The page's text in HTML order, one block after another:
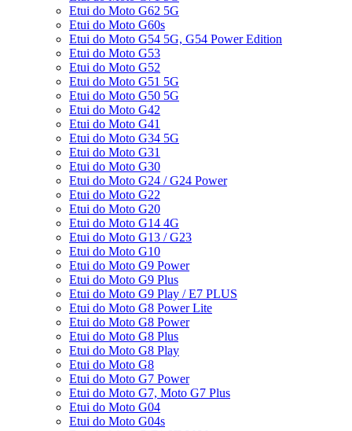
Etui do Moto G62 5G
Etui do Moto G60s
Etui do Moto G54 5G, G54 Power Edition
Etui do Moto G53
Etui do Moto G52
Etui do Moto G51 5G
Etui do Moto G50 5G
Etui do Moto G42
Etui do Moto G41
Etui do Moto G34 5G
Etui do Moto G31
Etui do Moto G30
Etui do Moto G24 / G24 Power
Etui do Moto G22
Etui do Moto G20
Etui do Moto G14 4G
Etui do Moto G13 / G23
Etui do Moto G10
Etui do Moto G9 Power
Etui do Moto G9 Plus
Etui do Moto G9 Play / E7 PLUS
Etui do Moto G8 Power Lite
Etui do Moto G8 Power
Etui do Moto G8 Plus
Etui do Moto G8 Play
Etui do Moto G8
Etui do Moto G7 Power
Etui do Moto G7, Moto G7 Plus
Etui do Moto G04
Etui do Moto G04s